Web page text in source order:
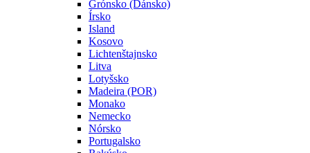
Grónsko (Dánsko)
Írsko
Island
Kosovo
Lichtenštajnsko
Litva
Lotyšsko
Madeira (POR)
Monako
Nemecko
Nórsko
Portugalsko